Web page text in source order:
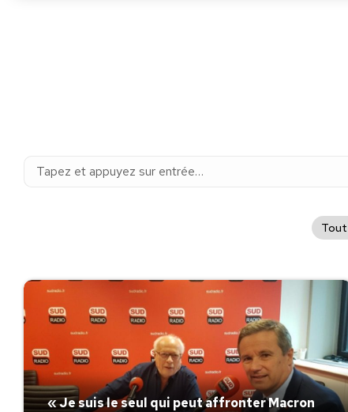
Recherche
« Je suis le seul qui peut affronter Macron